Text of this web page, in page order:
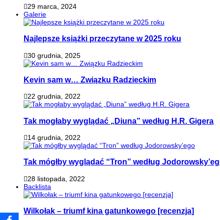
29 marca, 2024
Galerie
Najlepsze książki przeczytane w 2025 roku
30 grudnia, 2025
Kevin sam w… Związku Radzieckim
22 grudnia, 2022
Tak mogłaby wyglądać „Diuna” według H.R. Gigera
14 grudnia, 2022
Tak mógłby wyglądać “Tron” według
28 listopada, 2022
Backlista
Wilkołak – triumf kina gatunkowego [recenzja]